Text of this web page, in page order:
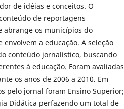
de idéias e conceitos. O
de reportagens
os municípios do
a educação. A seleção
conteúdo jornalístico, buscando
à educação. Foram avaliadas
os anos de 2006 a 2010. Em
pelo jornal foram Ensino Superior;
Didática perfazendo um total de